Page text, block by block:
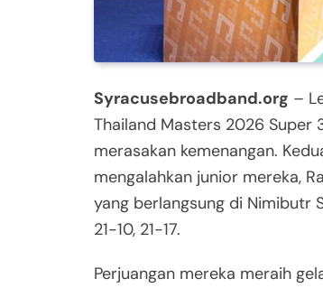
Syracusebroadband.org –
Thailand Masters 2026 Super
merasakan kemenangan.
mengalahkan junior mereka,
yang berlangsung di Nimibutr
21-10, 21-17.
Perjuangan mereka meraih